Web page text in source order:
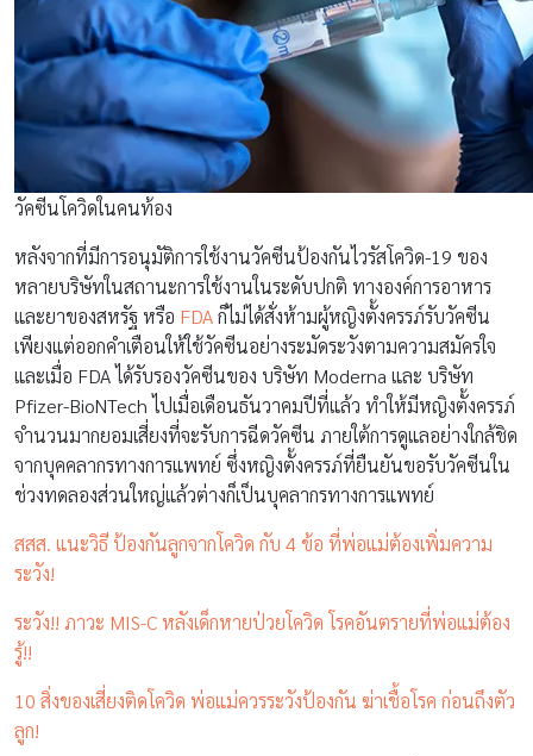
วัคซีนโควิดในคนท้อง
หลังจากที่มีการอนุมัติการใช้งานวัคซีนป้องกันไวรัสโควิด-19 ของ
หลายบริษัทในสถานะการใช้งานในระดับปกติ ทางองค์การอาหาร
และยาของสหรัฐ หรือ FDAก็ไม่ได้สั่งห้ามผู้หญิงตั้งครรภ์รับวัคซีน
เพียงแต่ออกคำเตือนให้ใช้วัคซีนอย่างระมัดระวังตามความสมัครใจ
และเมื่อ FDA ได้รับรองวัคซีนของ บริษัท Moderna และ บริษัท
Pfizer-BioNTech ไปเมื่อเดือนธันวาคมปีที่แล้ว ทำให้มีหญิงตั้งครรภ์
จำนวนมากยอมเสี่ยงที่จะรับการฉีดวัคซีน ภายใต้การดูแลอย่างใกล้ชิด
จากบุคคลากรทางการแพทย์ ซึ่งหญิงตั้งครรภ์ที่ยืนยันขอรับวัคซีนใน
ช่วงทดลองส่วนใหญ่แล้วต่างก็เป็นบุคลากรทางการแพทย์
สสส. แนะวิธี ป้องกันลูกจากโควิด กับ 4 ข้อ ที่พ่อแม่ต้องเพิ่มความ
ระวัง!
ระวัง!! ภาวะ MIS-C หลังเด็กหายป่วยโควิด โรคอันตรายที่พ่อแม่ต้อง
รู้!!
10 สิ่งของเสี่ยงติดโควิด พ่อแม่ควรระวังป้องกัน ฆ่าเชื้อโรค ก่อนถึงตัว
ลูก!